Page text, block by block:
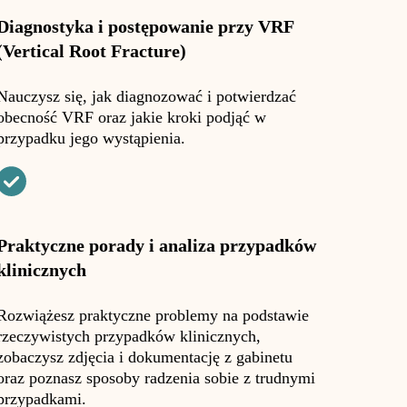
i postępowanie przy VRF
Root Fracture)
się, jak diagnozować i potwierdzać
VRF oraz jakie kroki podjąć w
jego wystąpienia.
porady i analiza przypadków
praktyczne problemy na podstawie
przypadków klinicznych,
zdjęcia i dokumentację z gabinetu
poznasz sposoby radzenia sobie z trudnymi